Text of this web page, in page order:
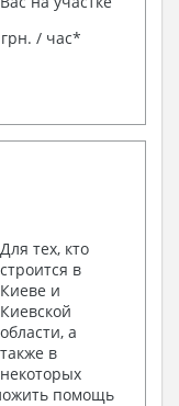
грн. / час*
Для тех, кто
строится в
Киеве и
Киевской
области, а
также в
некоторых
помощь